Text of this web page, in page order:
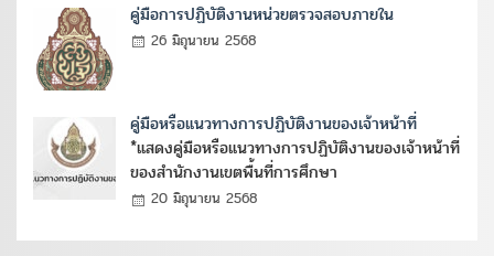
คู่มือการปฏิบัติงานหน่วยตรวจสอบภายใน
26 มิถุนายน 2568
คู่มือหรือแนวทางการปฏิบัติงานของเจ้าหน้าที่
*แสดงคู่มือหรือแนวทางการปฏิบัติงานของเจ้าหน้าที่
ของสำนักงานเขตพื้นที่การศึกษา
20 มิถุนายน 2568